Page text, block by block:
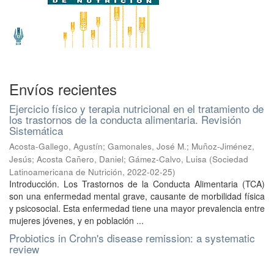
Envíos recientes
Ejercicio físico y terapia nutricional en el tratamiento de
los trastornos de la conducta alimentaria. Revisión
Sistemática
Acosta-Gallego, Agustín; Gamonales, José M.; Muñoz-Jiménez,
Jesús; Acosta Cañero, Daniel; Gámez-Calvo, Luisa (Sociedad
Latinoamericana de Nutrición, 2022-02-25)
Introducción. Los Trastornos de la Conducta Alimentaria (TCA)
son una enfermedad mental grave, causante de morbilidad física
y psicosocial. Esta enfermedad tiene una mayor prevalencia entre
mujeres jóvenes, y en población ...
Probiotics in Crohn's disease remission: a systematic
review